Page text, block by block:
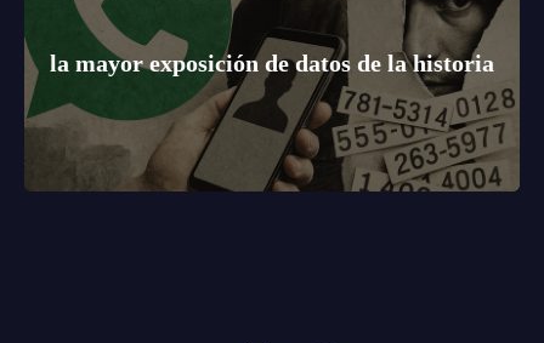
la mayor exposición de datos de la historia